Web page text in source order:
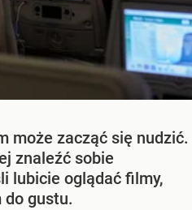
może zacząć się nudzić.
znaleźć sobie
lubicie oglądać filmy,
do gustu.